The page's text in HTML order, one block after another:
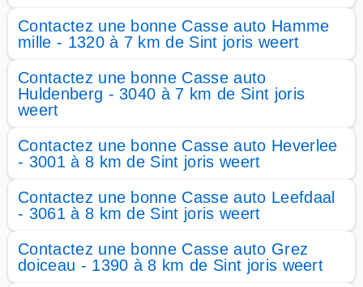
Contactez une bonne Casse auto Hamme
mille - 1320 à 7 km de Sint joris weert
Contactez une bonne Casse auto
Huldenberg - 3040 à 7 km de Sint joris
weert
Contactez une bonne Casse auto Heverlee
- 3001 à 8 km de Sint joris weert
Contactez une bonne Casse auto Leefdaal
- 3061 à 8 km de Sint joris weert
Contactez une bonne Casse auto Grez
doiceau - 1390 à 8 km de Sint joris weert